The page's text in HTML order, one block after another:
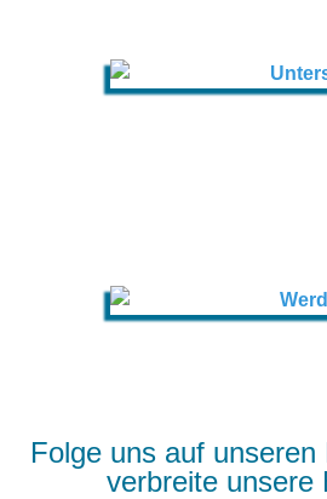
Folge uns auf unseren
verbreite unsere